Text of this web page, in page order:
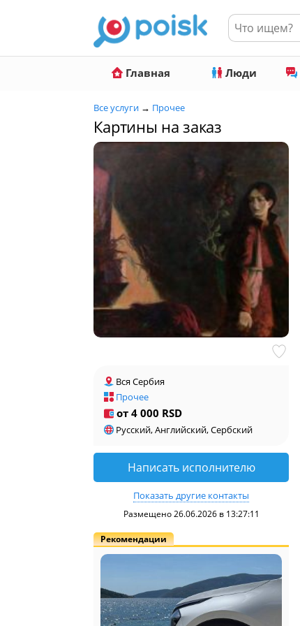
Главная Люди
Все услуги → Прочее
Картины на заказ
Вся Сербия
Прочее
от 4 000 RSD
Русский, Английский, Сербский
Написать исполнителю
Показать другие контакты
Размещено 26.06.2026 в 13:27:11
Рекомендации